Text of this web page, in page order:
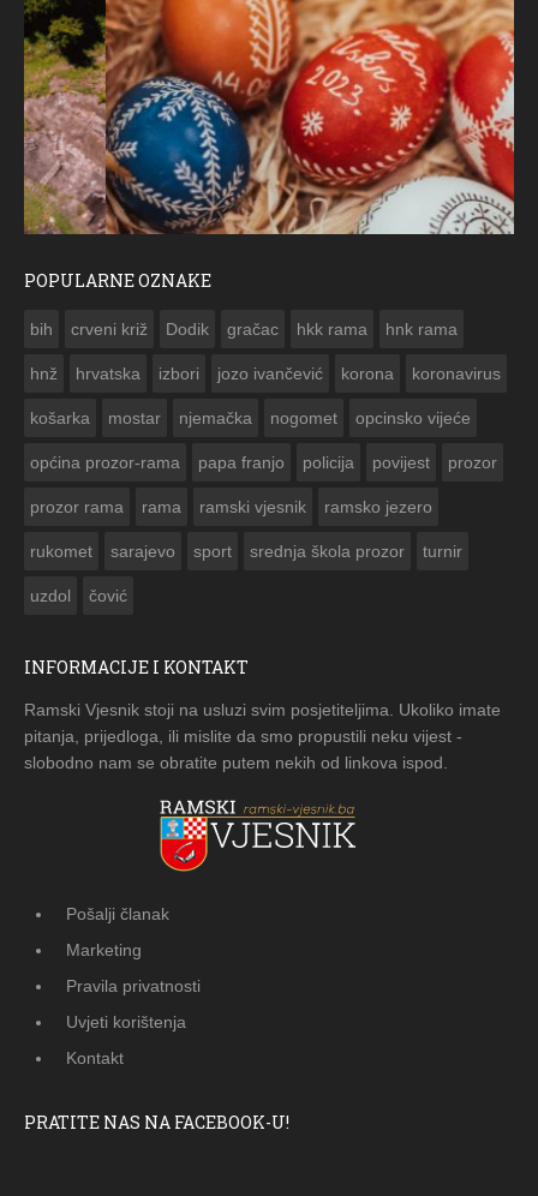
POPULARNE OZNAKE
bih crveni križ Dodik gračac hkk rama hnk rama
hnž hrvatska izbori jozo ivančević korona koronavirus
košarka mostar njemačka nogomet opcinsko vijeće
općina prozor-rama papa franjo policija povijest prozor
prozor rama rama ramski vjesnik ramsko jezero
rukomet sarajevo sport srednja škola prozor turnir
uzdol čović
INFORMACIJE I KONTAKT
Ramski Vjesnik stoji na usluzi svim posjetiteljima. Ukoliko imate
pitanja, prijedloga, ili mislite da smo propustili neku vijest -
slobodno nam se obratite putem nekih od linkova ispod.
Pošalji članak
Marketing
Pravila privatnosti
Uvjeti korištenja
Kontakt
PRATITE NAS NA FACEBOOK-U!